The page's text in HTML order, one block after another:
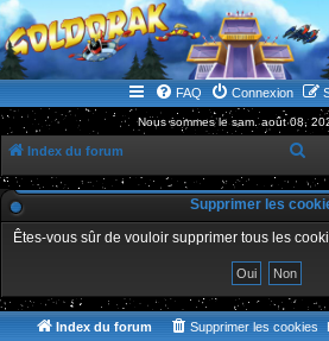
WWW.GOLDORAKGO.COM
le site de la Lune Rouge
FAQ Connexion
Nous sommes le sam. août 08,
Index du forum
e
c
h
Supprimer les
Êtes-vous sûr de vouloir supprimer tous les
Index du forum Supprimer les cookies